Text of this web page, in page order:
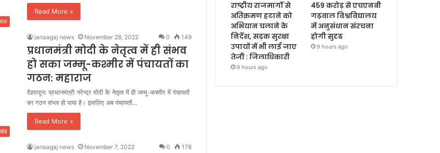
Read More »
janaagaj news November 28, 2022 0 149
प्रधानमंत्री मोदी के नेतृत्व में ही संभव
हो सका जम्मू-कश्मीर में पंचायतों का
गठन: महाराज
देहरादून: प्रधानमंत्री नरेन्द्र मोदी के नेतृत्व में ही जम्मू-कश्मीर में पंचायतों
का गठन संभव हो पाया है। इसलिए अब पंचायतों…
Read More »
janaagaj news November 7, 2022 0 178
राष्ट्रीय राजमार्गों से
अतिक्रमण हटाने को
अभियान चलाने के
निर्देश, सड़क सुरक्षा
उपायों में भी लाई जाए
तेजी : जिलाधिकारी
9 hours ago
459 करोड़ से एचएनबी
गढ़वाल विश्वविद्यालय
में अनुसंधान संरचना
होगी सुदृढ
9 hours ago